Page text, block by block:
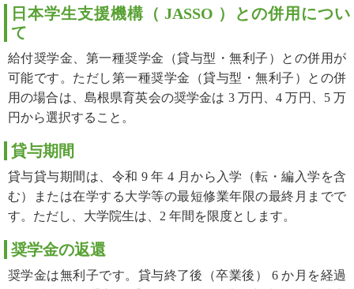
日本学生支援機構（ JASSO ）との併用につい
て
給付奨学金、第一種奨学金（貸与型・無利子）との併用が
可能です。ただし第一種奨学金（貸与型・無利子）との併
用の場合は、島根県育英会の奨学金は 3 万円、4 万円、5 万
円から選択すること。
貸与期間
貸与貸与期間は、令和 9 年 4 月から入学（転・編入学を含
む）または在学する大学等の最短修業年限の最終月までで
す。ただし、大学院生は、2 年間を限度とします。
奨学金の返還
奨学金は無利子です。貸与終了後（卒業後） 6 か月を経過